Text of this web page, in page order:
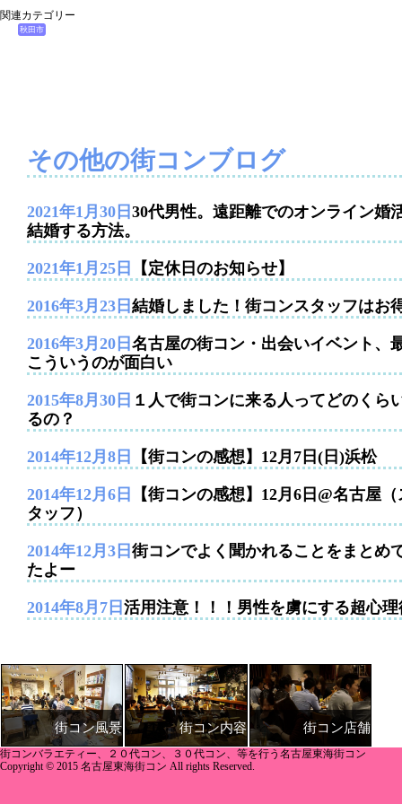
関連カテゴリー
秋田市
その他の街コンブログ
2021年1月30日 30代男性。遠距離でのオンライン婚
結婚する方法。
2021年1月25日 【定休日のお知らせ】
2016年3月23日 結婚しました！街コンスタッフはお
2016年3月20日 名古屋の街コン・出会いイベント、
こういうのが面白い
2015年8月30日 １人で街コンに来る人ってどのくら
るの？
2014年12月8日 【街コンの感想】12月7日(日)浜松
2014年12月6日
【街コンの感想】12月6日@名古屋（
タッフ）
2014年12月3日 街コンでよく聞かれることをまとめ
たよー
2014年8月7日 活用注意！！！男性を虜にする超心理
街コン風景 街コン内容 街コン店舗
街コンバラエティー、２０代コン、３０代コン、等を行う名古屋東海街コン
Copyright © 2015 名古屋東海街コン All rights Reserved.